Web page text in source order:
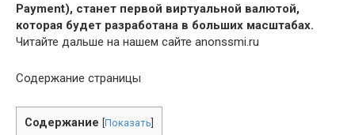
Payment), станет первой виртуальной валютой,
которая будет разработана в больших масштабах.
Читайте дальше на нашем сайте anonssmi.ru
Содержание страницы
Содержание Показать